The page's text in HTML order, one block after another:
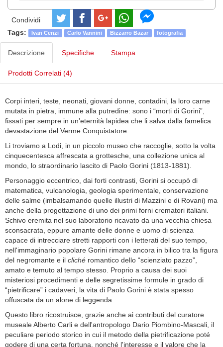
Condividi
Tags:
Ivan Cenzi Carlo Vannini Bizzarro Bazar fotografia
Descrizione Specifiche Stampa
Prodotti Correlati (4)
Corpi interi, teste, neonati, giovani donne, contadini, la loro carne
mutata in pietra, immune alla putredine: sono i “morti di Gorini”,
fissati per sempre in un’eternità lapidea che li salva dalla famelica
devastazione del Verme Conquistatore.
Li troviamo a Lodi, in un piccolo museo che raccoglie, sotto la volta
cinquecentesca affrescata a grottesche, una collezione unica al
mondo, lo straordinario lascito di Paolo Gorini (1813-1881).
Personaggio eccentrico, dai forti contrasti, Gorini si occupò di
matematica, vulcanologia, geologia sperimentale, conservazione
delle salme (imbalsamando quelle illustri di Mazzini e di Rovani) ma
anche della progettazione di uno dei primi forni crematori italiani.
Schivo eremita nel suo laboratorio ricavato da una vecchia chiesa
sconsacrata, eppure amante delle donne e uomo di scienza
capace di intrecciare stretti rapporti con i letterati del suo tempo,
nell'immaginario popolare Gorini rimane ancora in bilico tra la figura
del negromante e il cliché romantico dello “scienziato pazzo”,
amato e temuto al tempo stesso. Proprio a causa dei suoi
misteriosi procedimenti e delle segretissime formule in grado di
“pietrificare” i cadaveri, la vita di Paolo Gorini è stata spesso
offuscata da un alone di leggenda.
Questo libro ricostruisce, grazie anche ai contributi del curatore
museale Alberto Carli e dell'antropologo Dario Piombino-Mascali, il
peculiare periodo storico in cui il metodo della pietrificazione poté
godere di una certa fortuna, nonché l'interesse e il valore che la